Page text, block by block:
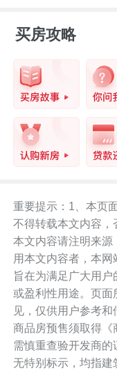
买房攻略
重要提示：1、本页
不得转载本文内容，
本文内容请注明来源
用本文内容者，本网
旨在为满足广大用
或盈利性用途。页
见，仅供用户参考和
商品房预售须取得
需慎重查验开发商
无特别标示，均指